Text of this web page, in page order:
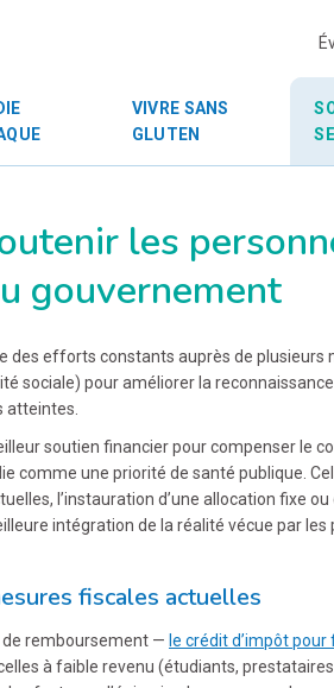
VIVRE SANS
GLUTEN
les
gouvernement
des efforts constants auprès de plusieurs
sociale) pour améliorer la
atteintes.
soutien financier pour compenser le
comme une priorité de santé publique.
l’instauration d’une allocation fixe
intégration de la réalité vécue par
fiscales actuelles
remboursement — le crédit d’impôt
à faible revenu (étudiants, prestataires